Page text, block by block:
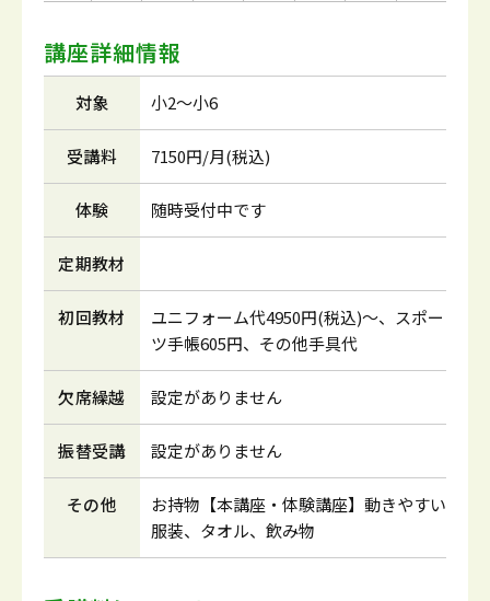
講座詳細情報
対象 小2～小6
受講料 7150円/月(税込)
体験 随時受付中です
定期教材
初回教材
ユニフォーム代4950円(税込)～、スポー
ツ手帳605円、その他手具代
欠席繰越 設定がありません
振替受講 設定がありません
その他
お持物【本講座・体験講座】動きやすい
服装、タオル、飲み物